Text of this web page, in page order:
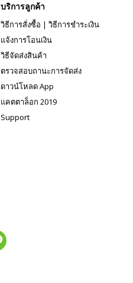
บริการลูกค้า
วิธีการสั่งซื้อ | วิธีการชำระเงิน
แจ้งการโอนเงิน
วิธีจัดส่งสินค้า
ตรวจสอบถานะการจัดส่ง
ดาวน์โหลด App
แคตตาล็อก 2019
Support